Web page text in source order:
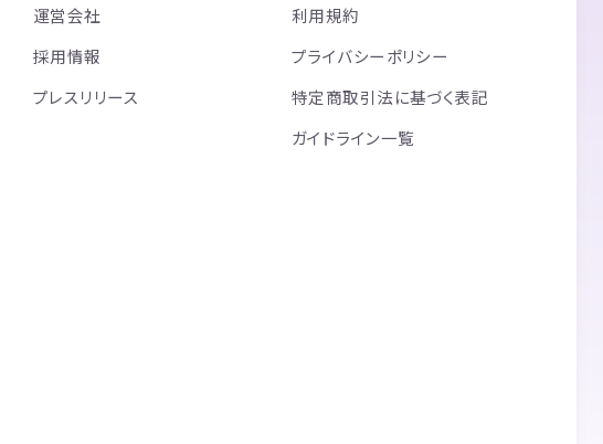
運営会社
採用情報
プレスリリース
利用規約
プライバシーポリシー
特定商取引法に基づく表記
ガイドライン一覧